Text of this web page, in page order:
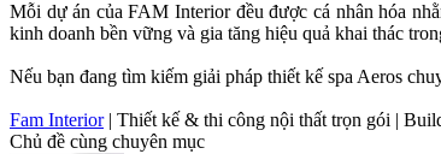
Mỗi dự án của FAM Interior đều được cá nhân hóa
kinh doanh bền vững và gia tăng hiệu quả khai thác
Nếu bạn đang tìm kiếm giải pháp thiết kế spa Aeros
Fam Interior| Thiết kế & thi công nội thất trọn gói |
Chủ đề cùng chuyên mục